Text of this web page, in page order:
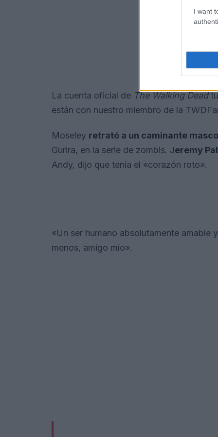
I want
La cuenta oficial de The Walking Dead
están con nuestro miembro de la
Moseley retrató a un caminante
Gurira, en la serie de zombis. Jeremy
Andy, dijo que tenía el «corazón roto».
«Un ser humano absolutamente amable
menos, amigo mío».